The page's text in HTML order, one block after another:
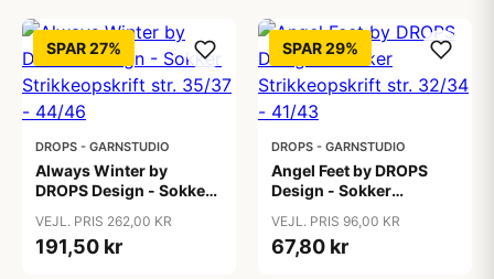
SPAR 27%
DROPS - GARNSTUDIO
Always Winter by
DROPS Design - Sokker
- 44/46
VEJL. PRIS 262,00 KR
191,50 kr
SPAR 29%
DROPS - GARNSTUDIO
Angel Feet by DROPS
Design - Sokker
32/34 - 41/43
VEJL. PRIS 96,00 KR
67,80 kr